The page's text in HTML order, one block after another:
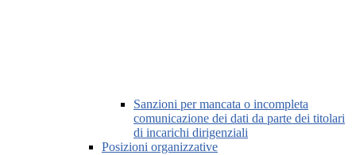
Sanzioni per mancata o incompleta
comunicazione dei dati da parte dei titolari
di incarichi dirigenziali
Posizioni organizzative